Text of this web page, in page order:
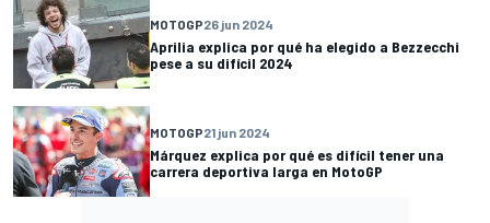
MOTOGP26 jun 2024
Aprilia explica por qué ha elegido a Bezzecchi
pese a su difícil 2024
MOTOGP21 jun 2024
Márquez explica por qué es difícil tener una
carrera deportiva larga en MotoGP